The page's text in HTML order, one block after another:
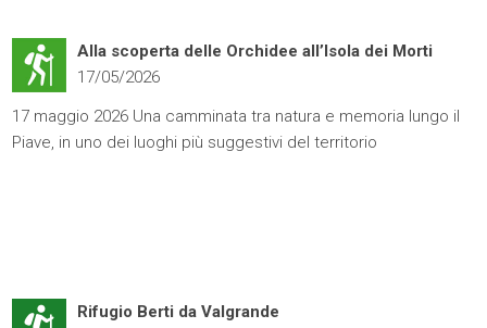
Alla scoperta delle Orchidee all’Isola dei Morti
17/05/2026
17 maggio 2026 Una camminata tra natura e memoria lungo il
Piave, in uno dei luoghi più suggestivi del territorio
Rifugio Berti da Valgrande